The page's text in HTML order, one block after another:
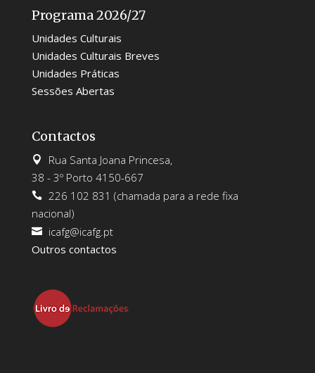
Programa 2026/27
Unidades Culturais
Unidades Culturais Breves
Unidades Práticas
Sessões Abertas
Contactos

Rua Santa Joana Princesa,
38 - 3º Porto 4150-667

226 102 831 (chamada para a rede fixa
nacional)

icafg@icafg.pt
Outros contactos